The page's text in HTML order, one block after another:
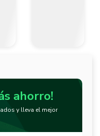
ahorro!
y lleva el mejor